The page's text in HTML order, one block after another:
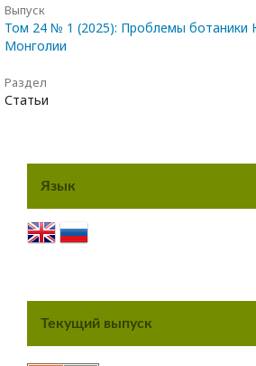
Выпуск
Том 24 № 1 (2025): Проблемы ботаники
Монголии
Раздел
Статьи
Язык
Текущий выпуск